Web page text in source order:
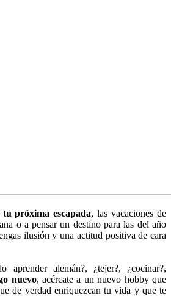
próxima escapada, las vacaciones de
o a pensar un destino para las del año
ilusión y una actitud positiva de cara
aprender alemán?, ¿tejer?, ¿cocinar?,
nuevo, acércate a un nuevo hobby que
de verdad enriquezcan tu vida y que te